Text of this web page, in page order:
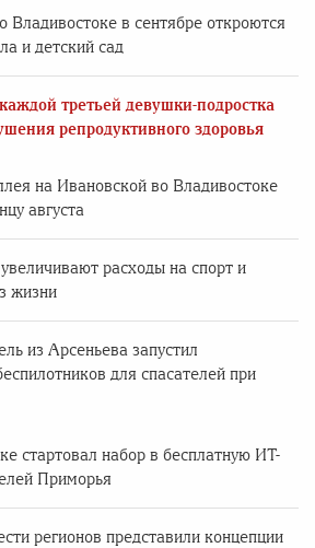
Владивостоке в сентябре откроются
и детский сад
третьей девушки-подростка
репродуктивного здоровья
на Ивановской во Владивостоке
августа
расходы на спорт и
жизни
из Арсеньева запустил
для спасателей при
стартовал набор в бесплатную ИТ-
Приморья
регионов представили концепции